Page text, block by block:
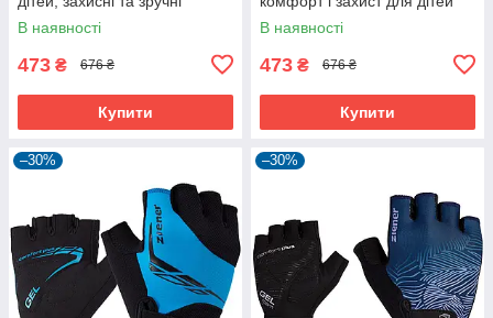
В наявності
473 ₴ 676 ₴
Купити
В наявності
473 ₴ 676 ₴
Купити
–30% –30%